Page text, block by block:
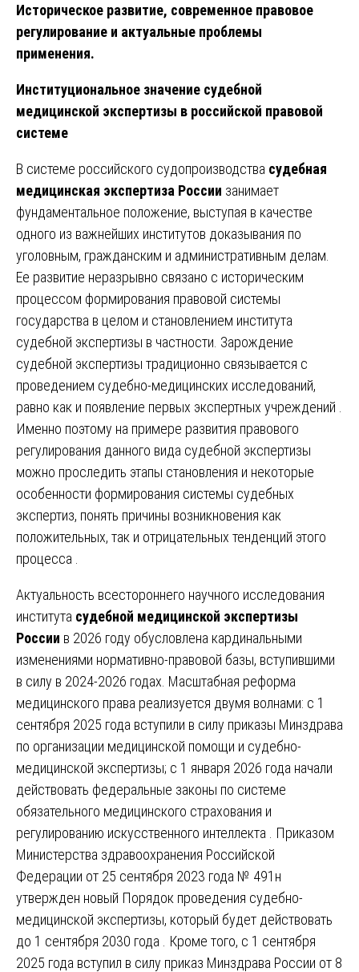
Историческое развитие, современное правовое
регулирование и актуальные проблемы
применения.
Институциональное значение судебной
медицинской экспертизы в российской правовой
системе
В системе российского судопроизводства судебная
медицинская экспертиза России занимает
фундаментальное положение, выступая в качестве
одного из важнейших институтов доказывания по
уголовным, гражданским и административным делам.
Ее развитие неразрывно связано с историческим
процессом формирования правовой системы
государства в целом и становлением института
судебной экспертизы в частности. Зарождение
судебной экспертизы традиционно связывается с
проведением судебно-медицинских исследований,
равно как и появление первых экспертных учреждений .
Именно поэтому на примере развития правового
регулирования данного вида судебной экспертизы
можно проследить этапы становления и некоторые
особенности формирования системы судебных
экспертиз, понять причины возникновения как
положительных, так и отрицательных тенденций этого
процесса .
Актуальность всестороннего научного исследования
института судебной медицинской экспертизы
России в 2026 году обусловлена кардинальными
изменениями нормативно-правовой базы, вступившими
в силу в 2024-2026 годах. Масштабная реформа
медицинского права реализуется двумя волнами: с 1
сентября 2025 года вступили в силу приказы Минздрава
по организации медицинской помощи и судебно-
медицинской экспертизы; с 1 января 2026 года начали
действовать федеральные законы по системе
обязательного медицинского страхования и
регулированию искусственного интеллекта . Приказом
Министерства здравоохранения Российской
Федерации от 25 сентября 2023 года № 491н
утвержден новый Порядок проведения судебно-
медицинской экспертизы, который будет действовать
до 1 сентября 2030 года . Кроме того, с 1 сентября
2025 года вступил в силу приказ Минздрава России от 8